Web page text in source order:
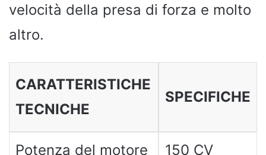
velocità della presa di forza e molto
altro.
CARATTERISTICHE
TECNICHE
SPECIFICHE
Potenza del motore 150 CV